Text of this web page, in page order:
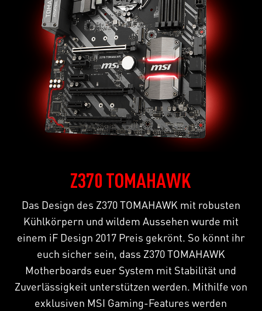
Z370 TOMAHAWK
Das Design des Z370 TOMAHAWK mit robusten
Kühlkörpern und wildem Aussehen wurde mit
einem iF Design 2017 Preis gekrönt. So könnt ihr
euch sicher sein, dass Z370 TOMAHAWK
Motherboards euer System mit Stabilität und
Zuverlässigkeit unterstützen werden. Mithilfe von
exklusiven MSI Gaming-Features werden